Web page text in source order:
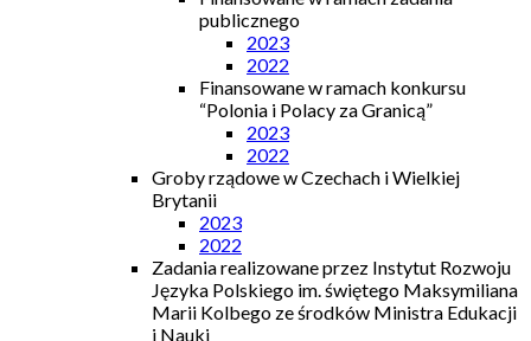
publicznego
2023
2022
Finansowane w ramach konkursu
“Polonia i Polacy za Granicą”
2023
2022
Groby rządowe w Czechach i Wielkiej
Brytanii
2023
2022
Zadania realizowane przez Instytut Rozwoju
Języka Polskiego im. świętego Maksymiliana
Marii Kolbego ze środków Ministra Edukacji
i Nauki